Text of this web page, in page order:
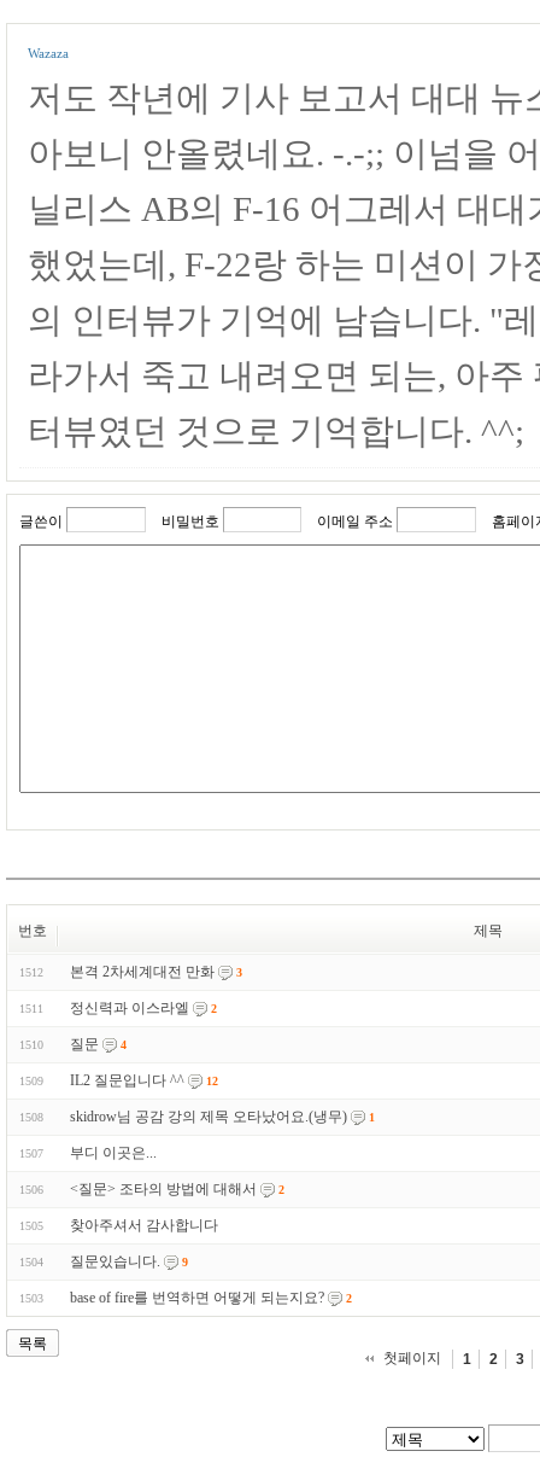
Wazaza
저도 작년에 기사 보고서 대대
아보니 안올렸네요. -.-;; 이넘을
닐리스 AB의 F-16 어그레서 대
했었는데, F-22랑 하는 미션이
의 인터뷰가 기억에 남습니다. "
라가서 죽고 내려오면 되는, 아
터뷰였던 것으로 기억합니다. ^^;
글쓴이 비밀번호 이메일 주소 홈페이
번호 제목
1512 본격 2차세계대전 만화 3
1511 정신력과 이스라엘 2
1510 질문 4
1509 IL2 질문입니다 ^^ 12
1508 skidrow님 공감 강의 제목 오타났어요.(냉무) 1
1507 부디 이곳은...
1506 <질문> 조타의 방법에 대해서 2
1505 찾아주셔서 감사합니다
1504 질문있습니다. 9
1503 base of fire를 번역하면 어떻게 되는지요? 2
목록
첫페이지
1 2 3